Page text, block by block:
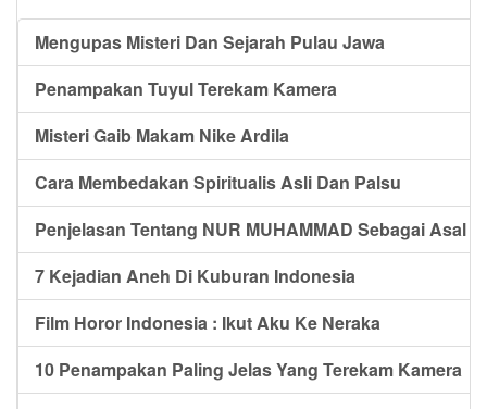
Mengupas Misteri Dan Sejarah Pulau Jawa
Penampakan Tuyul Terekam Kamera
Misteri Gaib Makam Nike Ardila
Cara Membedakan Spiritualis Asli Dan Palsu
Penjelasan Tentang NUR MUHAMMAD Sebagai Asal
7 Kejadian Aneh Di Kuburan Indonesia
Film Horor Indonesia : Ikut Aku Ke Neraka
10 Penampakan Paling Jelas Yang Terekam Kamera